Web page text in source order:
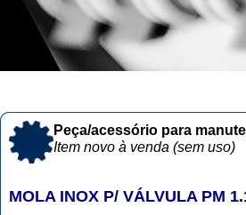
Peça/acessório para
Item novo à venda (sem uso)
MOLA INOX P/ VÁLVULA PM